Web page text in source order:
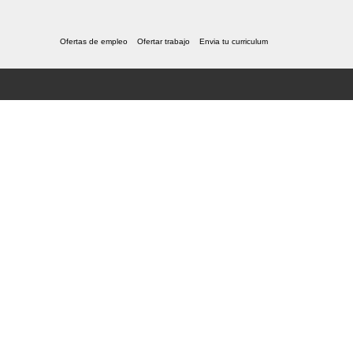
Ofertas de empleo Ofertar trabajo Envia tu curriculum